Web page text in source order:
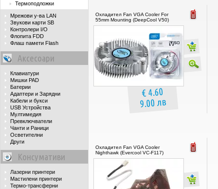
Термоподложки
Мрежови у-ва LAN
Звукови карти SB
Контролери I/O
Флопита FDD
Флаш памети Flash
Аксесоари
Клавиатури
Мишки PAD
Батерии
Адаптери и Зарядни
Кабели и букси
USB Устройства
Мултимедия
Превключватели
Чанти и Раници
Осветителни
Други
Консумативи
Лазерни принтери
Мастилени принтери
Термо-трансферни
Охладител Fan VGA Cooler For
55mm Mounting (DeepCool V50)
€ 4.60
9.00 лв
Охладител Fan VGA Cooler
Nighthawk (Evercool VC-F117)